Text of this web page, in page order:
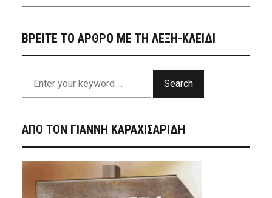
ΒΡΕΙΤΕ ΤΟ ΑΡΘΡΟ ΜΕ ΤΗ ΛΕΞΗ-ΚΛΕΙΔΙ
Search
ΑΠΟ ΤΟΝ ΓΙΑΝΝΗ ΚΑΡΑΧΙΣΑΡΙΔΗ